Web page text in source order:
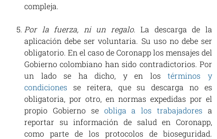
compleja.
Por la fuerza, ni un regalo. La descarga de la
aplicación debe ser voluntaria. Su uso no debe ser
obligatorio. En el caso de Coronapp los mensajes del
Gobierno colombiano han sido contradictorios. Por
un lado se ha dicho, y en lostérminos y
condiciones se reitera, que su descarga no es
obligatoria, por otro, en normas expedidas por el
propio Gobierno se obliga a los trabajadores a
reportar su información de salud en Coronapp,
como parte de los protocolos de bioseguridad.